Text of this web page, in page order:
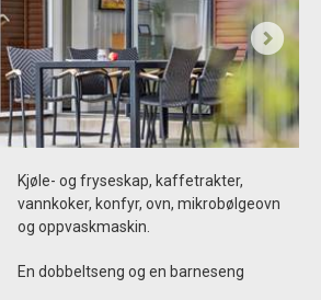
Kjøle- og fryseskap, kaffetrakter,
vannkoker, konfyr, ovn, mikrobølgeovn
og oppvaskmaskin.
En dobbeltseng og en barneseng